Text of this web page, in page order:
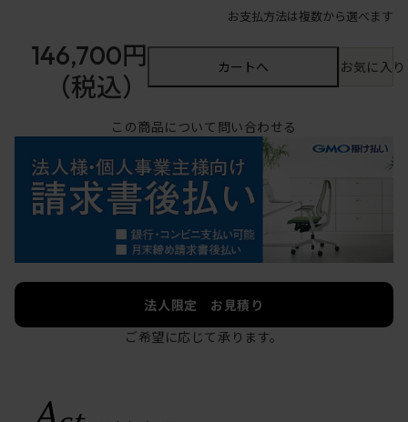
お支払方法は複数から選べます
146,700円
（税込）
カートへ お気に入
この商品について問い合わせる
法人限定 お見積り
ご希望に応じて承ります。